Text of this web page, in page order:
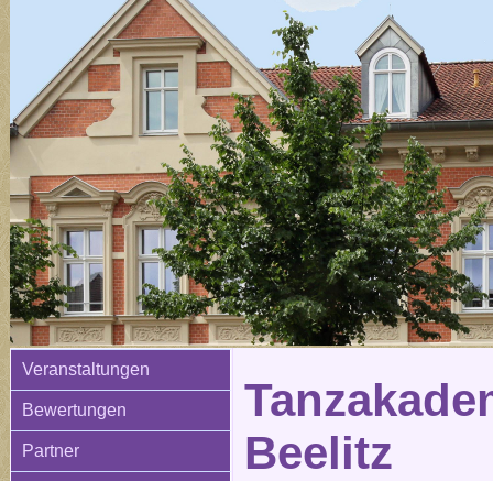
Veranstaltungen
Bewertungen
Partner
Beelitz